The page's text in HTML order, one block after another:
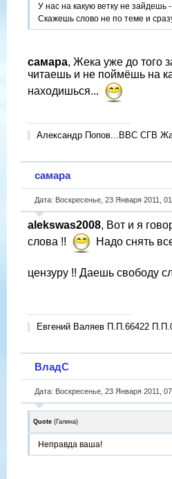
У нас на какую ветку не зайдешь
Скажешь слово не по теме и
самара, Жека уже до того
читаешь и не поймёшь на
находишься...
Александр Попов...ВВС СГВ
самара
Дата: Воскресенье, 23 Января 2011,
alekswas2008, Вот и я
слова !!
Надо снять
цензуру !! Даешь свободу
Евгений Валяев П.П.66422
ВладС
Дата: Воскресенье, 23 Января 2011,
Quote (Галина)
Неправда ваша!